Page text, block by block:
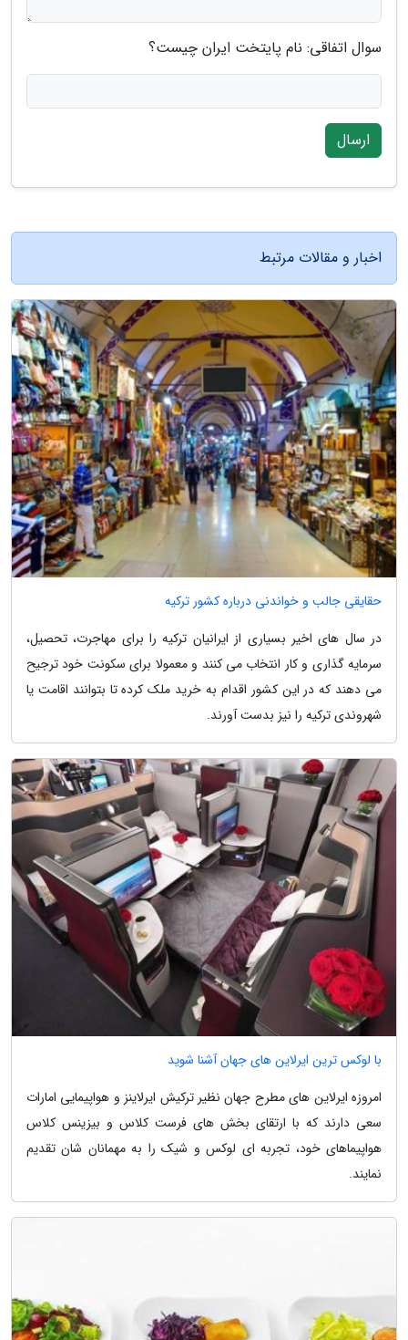
سوال اتفاقی: نام پایتخت ایران چیست؟
ارسال
اخبار و مقالات مرتبط
حقایقی جالب و خواندنی درباره کشور ترکیه
در سال های اخیر بسیاری از ایرانیان ترکیه را برای مهاجرت، تحصیل،
سرمایه گذاری و کار انتخاب می کنند و معمولا برای سکونت خود ترجیح
می دهند که در این کشور اقدام به خرید ملک کرده تا بتوانند اقامت یا
شهروندی ترکیه را نیز بدست آورند.
با لوکس ترین ایرلاین های جهان آشنا شوید
امروزه ایرلاین های مطرح جهان نظیر ترکیش ایرلاینز و هواپیمایی امارات
سعی دارند که با ارتقای بخش های فرست کلاس و بیزینس کلاس
هواپیماهای خود، تجربه ای لوکس و شیک را به مهمانان شان تقدیم
نمایند.